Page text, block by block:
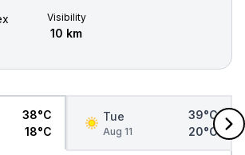
Visibility
10 km
38°C
18°C
Tue
Aug 11
39°C
20°C